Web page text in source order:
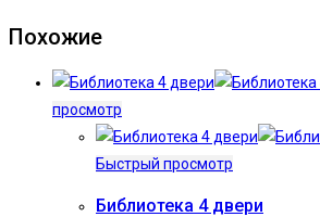
Похожие
просмотр
Быстрый просмотр
Библиотека 4 двери